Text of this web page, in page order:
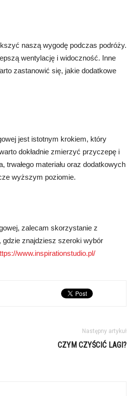
naszą wygodę podczas podróży.
wentylację i widoczność. Inne
zastanowić się, jakie dodatkowe
jest istotnym krokiem, który
dokładnie zmierzyć przyczepę i
materiału oraz dodatkowych
wyższym poziomie.
zalecam skorzystanie z
gdzie znajdziesz szeroki wybór
www.inspirationstudio.pl/
Następny artykuł
CZYM CZYŚCIĆ LAGI?